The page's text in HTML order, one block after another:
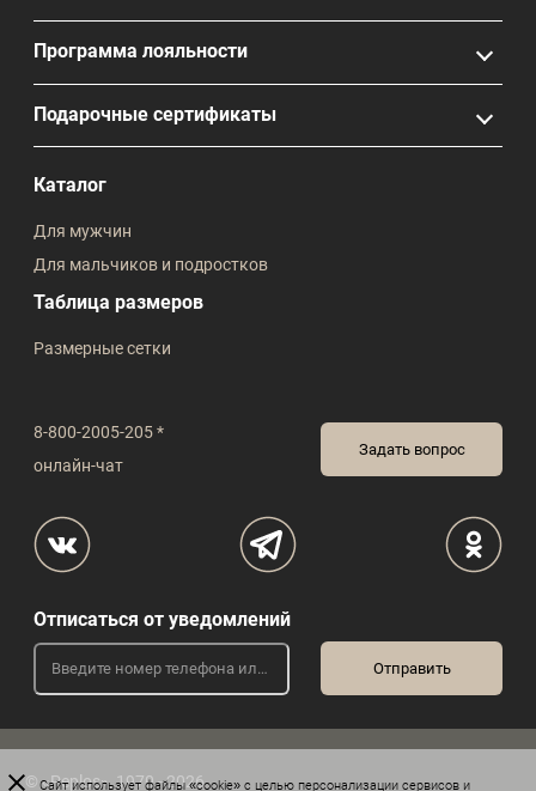
8-800-2005-205 *
онлайн-чат
Задать вопрос
Программа лояльности
Подарочные сертификаты
Каталог
Для мужчин
Для мальчиков и подростков
Таблица размеров
Размерные сетки
Отписаться от уведомлений
© «Peplos», 1970 - 2026
Сайтиспользует файлы «cookie» с целью персонализации сервисов и